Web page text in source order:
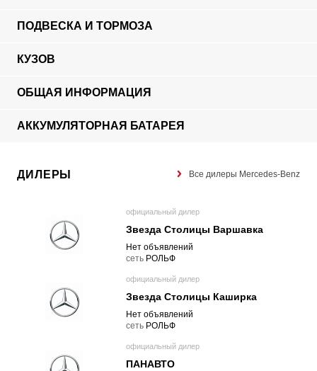
ПОДВЕСКА И ТОРМОЗА
КУЗОВ
ОБЩАЯ ИНФОРМАЦИЯ
АККУМУЛЯТОРНАЯ БАТАРЕЯ
ДИЛЕРЫ Все дилеры Mercedes-Benz
официальный дилер
Звезда Столицы Варшавка
Нет объявлений
cеть РОЛЬФ
официальный дилер
Звезда Столицы Каширка
Нет объявлений
cеть РОЛЬФ
официальный дилер
ПАНАВТО